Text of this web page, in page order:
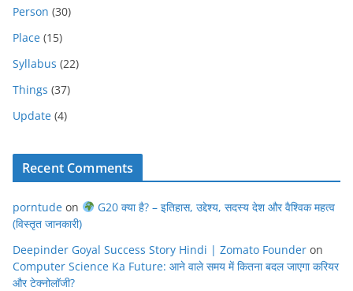
Person (30)
Place (15)
Syllabus (22)
Things (37)
Update (4)
Recent Comments
porntude on
G20 क्या है? – इतिहास, उद्देश्य, सदस्य देश और वैश्विक महत्व
(विस्तृत जानकारी)
Deepinder Goyal Success Story Hindi | Zomato Founder on
Computer Science Ka Future: आने वाले समय में कितना बदल जाएगा करियर
और टेक्नोलॉजी?